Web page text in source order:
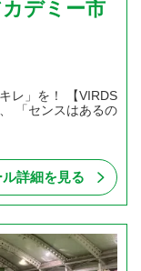
デミー市
レ」を！ 【VIRDS
「センスはあるの
ル詳細を見る